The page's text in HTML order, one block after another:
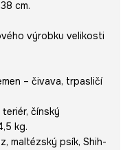
cm.
výrobku velikosti
– čivava, trpasličí
čínský
kg.
maltézský psík, Shih-